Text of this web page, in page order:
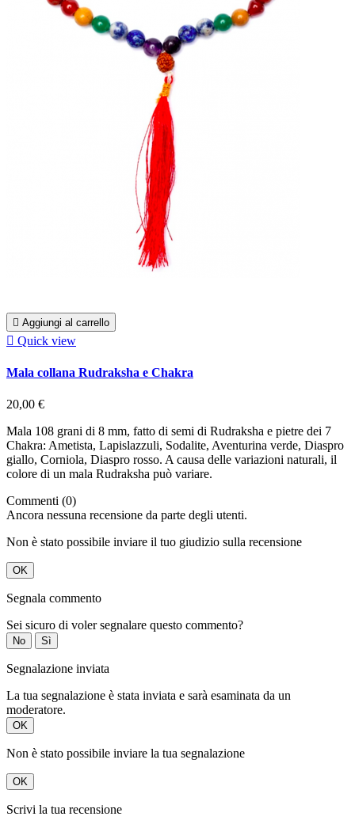
 Aggiungi al carrello
 Quick view
Mala collana Rudraksha e Chakra
20,00 €
Mala 108 grani di 8 mm, fatto di semi di Rudraksha e pietre dei 7
Chakra: Ametista, Lapislazzuli, Sodalite, Aventurina verde, Diaspro
giallo, Corniola, Diaspro rosso. A causa delle variazioni naturali, il
colore di un mala Rudraksha può variare.
Commenti (0)
Ancora nessuna recensione da parte degli utenti.
Non è stato possibile inviare il tuo giudizio sulla recensione
OK
Segnala commento
Sei sicuro di voler segnalare questo commento?
No Sì
Segnalazione inviata
La tua segnalazione è stata inviata e sarà esaminata da un
moderatore.
OK
Non è stato possibile inviare la tua segnalazione
OK
Scrivi la tua recensione